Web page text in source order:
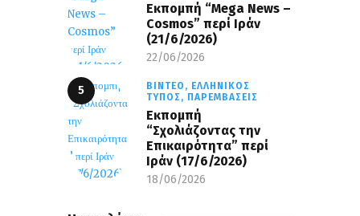
Eκπομπή “Mega News –
Cosmos” περί Ιράν
(21/6/2026)
22/06/2026
ΒΊΝΤΕΟ, ΕΛΛΗΝΙΚΌΣ
ΤΎΠΟΣ, ΠΑΡΕΜΒΆΣΕΙΣ
Εκπομπή
“Σχολιάζοντας την
Επικαιρότητα” περί
Ιράν (17/6/2026)
18/06/2026